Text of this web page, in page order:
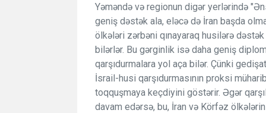
Yəməndə və regionun digər yerlərində
geniş dəstək ala, eləcə də İran başda
ölkələri zərbəni qınayaraq husilərə
bilərlər. Bu gərginlik isə daha geniş
qarşıdurmalara yol aça bilər. Çünki
İsrail-husi qarşıdurmasının proksi
toqquşmaya keçdiyini göstərir. Əgər
davam edərsə, bu, İran və Körfəz